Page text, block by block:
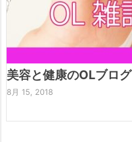
美容と健康のOLブログ
8月 15, 2018